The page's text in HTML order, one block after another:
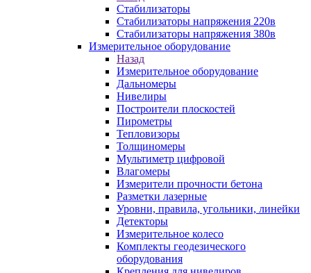
Стабилизаторы
Стабилизаторы напряжения 220в
Стабилизаторы напряжения 380в
Измерительное оборудование
Назад
Измерительное оборудование
Дальномеры
Нивелиры
Построители плоскостей
Пирометры
Тепловизоры
Толщиномеры
Мультиметр цифровой
Влагомеры
Измерители прочности бетона
Разметки лазерные
Уровни, правила, угольники, линейки
Детекторы
Измерительное колесо
Комплекты геодезического
оборудования